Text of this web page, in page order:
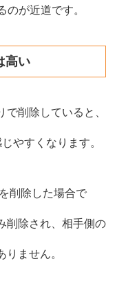
のが近道です。
高い
削除していると、
やすくなります。
削除した場合で
削除され、相手側の
ません。